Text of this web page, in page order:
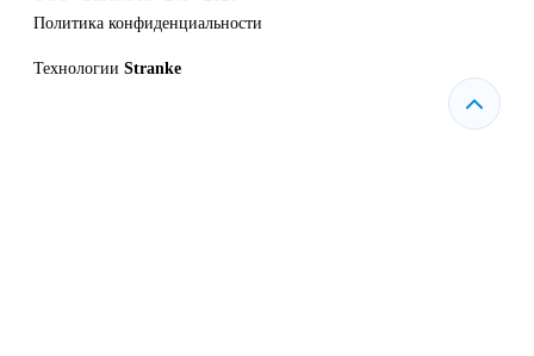
Политика конфиденциальности
Технологии Stranke